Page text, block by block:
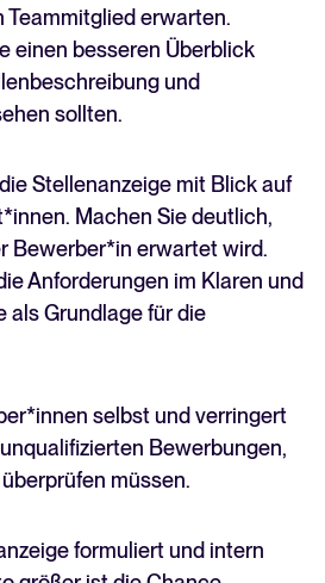
Teammitglied erwarten.
einen besseren Überblick
und
sollten.
Stellenanzeige mit Blick auf
Machen Sie deutlich,
Bewerber*in erwartet wird.
Anforderungen im Klaren und
als Grundlage für die
selbst und verringert
Bewerbungen,
müssen.
formuliert und intern